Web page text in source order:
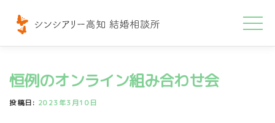
テ
ツ
へ
恒例のオンライン組み合わせ会
投稿日: 2023年3月10日